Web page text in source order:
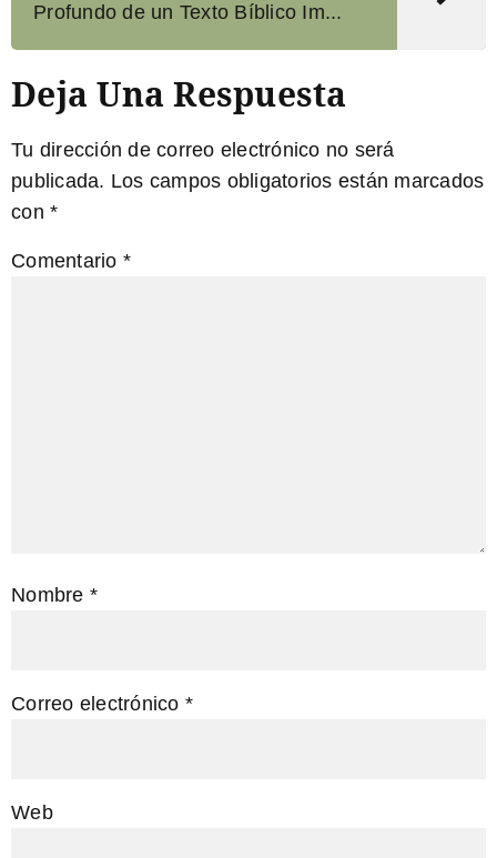
Profundo de un Texto Bíblico Im...
Deja Una Respuesta
Tu dirección de correo electrónico no será
publicada. Los campos obligatorios están marcados
con *
Comentario *
Nombre *
Correo electrónico *
Web